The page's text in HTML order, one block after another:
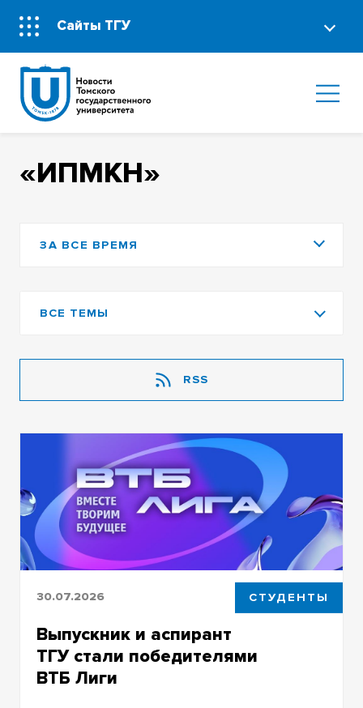
Сайты ТГУ
«ИПМКН»
ЗА ВСЕ ВРЕМЯ
ВСЕ ТЕМЫ
RSS
30.07.2026 СТУДЕНТЫ
Выпускник и аспирант
ТГУ стали победителями
ВТБ Лиги